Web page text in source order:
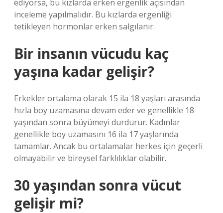
ediyorsa, bu kızlarda erken ergenlik açısından
inceleme yapılmalıdır. Bu kızlarda ergenliği
tetikleyen hormonlar erken salgılanır.
Bir insanın vücudu kaç
yaşına kadar gelişir?
Erkekler ortalama olarak 15 ila 18 yaşları arasında
hızla boy uzamasına devam eder ve genellikle 18
yaşından sonra büyümeyi durdurur. Kadınlar
genellikle boy uzamasını 16 ila 17 yaşlarında
tamamlar. Ancak bu ortalamalar herkes için geçerli
olmayabilir ve bireysel farklılıklar olabilir.
30 yaşından sonra vücut
gelişir mi?